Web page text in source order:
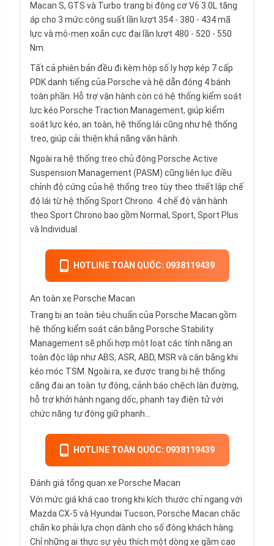
Macan S, GTS và Turbo trang bị động cơ V6 3.0L tăng
áp cho 3 mức công suất lần lượt 354 - 380 - 434 mã
lực và mô-men xoắn cực đại lần lượt 480 - 520 - 550
Nm.
Tất cả phiên bản đều đi kèm hộp số ly hợp kép 7 cấp
PDK danh tiếng của Porsche và hệ dẫn động 4 bánh
toàn phần. Hỗ trợ vận hành còn có hệ thống kiểm soát
lực kéo Porsche Traction Management, giúp kiểm
soát lực kéo, an toàn, hệ thống lái cũng như hệ thống
treo, giúp cải thiện khả năng vận hành.
Ngoài ra hệ thống treo chủ động Porsche Active
Suspension Management (PASM) cũng liên lục điều
chỉnh độ cứng của hệ thống treo tùy theo thiết lập chế
độ lái từ hệ thống Sport Chrono. 4 chế độ vận hành
theo Sport Chrono bao gồm Normal, Sport, Sport Plus
và Individual.
HOTLINE TOÀN QUỐC: 0938119439
An toàn xe Porsche Macan
Trang bị an toàn tiêu chuẩn của Porsche Macan gồm
hệ thống kiểm soát cân bằng Porsche Stability
Management sẽ phối hợp một loạt các tính năng an
toàn độc lập như ABS, ASR, ABD, MSR và cân bằng khi
kéo móc TSM. Ngoài ra, xe được trang bị hệ thống
căng đai an toàn tự động, cảnh báo chệch làn đường,
hỗ trợ khởi hành ngang dốc, phanh tay điện tử với
chức năng tự động giữ phanh...
HOTLINE TOÀN QUỐC: 0938119439
Đánh giá tổng quan xe Porsche Macan
Với mức giá khá cao trong khi kích thước chỉ ngang với
Mazda CX-5 và Hyundai Tucson, Porsche Macan chắc
chắn ko phải lựa chọn dành cho số đông khách hàng.
Chỉ những ai thực sự yêu thích một dòng xe gầm cao